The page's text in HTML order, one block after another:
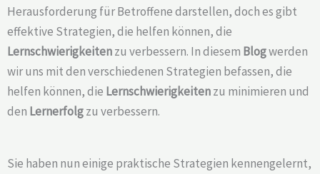
Herausforderung für Betroffene darstellen, doch es gibt
effektive Strategien, die helfen können, die
Lernschwierigkeitenzu verbessern. In diesem Blogwerden
wir uns mit den verschiedenen Strategien befassen, die
helfen können, die Lernschwierigkeitenzu minimieren und
den Lernerfolgzu verbessern.
Sie haben nun einige praktische Strategien kennengelernt,